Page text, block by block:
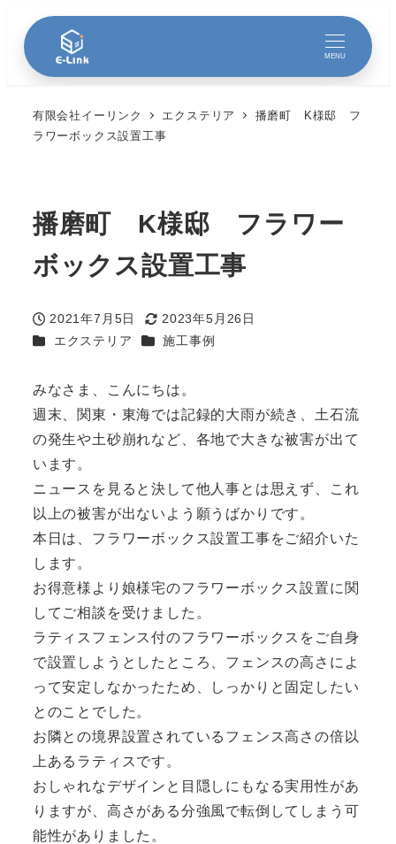
MENU
有限会社イーリンク エクステリア
播磨町 K様邸 フ
ラワーボックス設置工事
播磨町 K様邸 フラワー
ボックス設置工事
投稿日
2021年7月5日
更新日
2023年5月26日
カテゴリー
エクステリア カテゴリー
施工事例
みなさま、こんにちは。
週末、関東・東海では記録的大雨が続き、土石流
の発生や土砂崩れなど、各地で大きな被害が出て
います。
ニュースを見ると決して他人事とは思えず、これ
以上の被害が出ないよう願うばかりです。
本日は、フラワーボックス設置工事をご紹介いた
します。
お得意様より娘様宅のフラワーボックス設置に関
してご相談を受けました。
ラティスフェンス付のフラワーボックスをご自身
で設置しようとしたところ、フェンスの高さによ
って安定しなかったため、しっかりと固定したい
とのことでした。
お隣との境界設置されているフェンス高さの倍以
上あるラティスです。
おしゃれなデザインと目隠しにもなる実用性があ
りますが、高さがある分強風で転倒してしまう可
能性がありました。